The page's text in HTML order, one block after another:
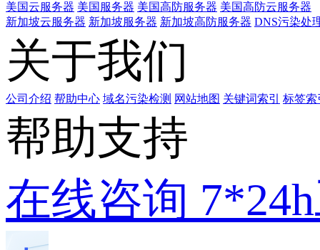
美国云服务器 美国服务器 美国高防服务器 美国高防云服务器
新加坡云服务器 新加坡服务器 新加坡高防服务器 DNS污染处
关于我们
公司介绍 帮助中心 域名污染检测 网站地图 关键词索引 标签索
帮助支持
在线咨询